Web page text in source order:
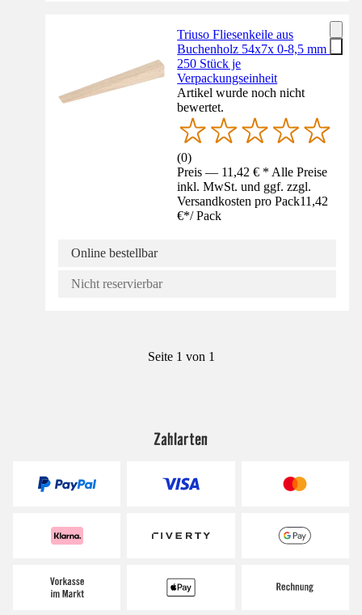
Triuso Fliesenkeile aus
Buchenholz 54x7x 0-8,5 mm -
250 Stück je
Verpackungseinheit
Artikel wurde noch nicht
bewertet.
(0)
Preis — 11,42 € * Alle Preise
inkl. MwSt. und ggf. zzgl.
Versandkosten pro Pack11,42
€*/ Pack
Online bestellbar
Nicht reservierbar
Seite 1 von 1
Zahlarten